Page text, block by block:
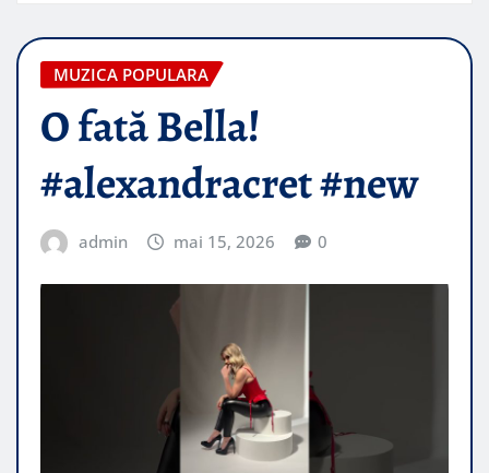
MUZICA POPULARA
O fată Bella!
#alexandracret #new
admin mai 15, 2026 0